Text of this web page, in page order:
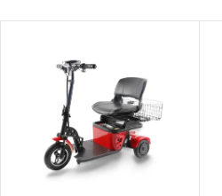
a
Nejprodávanější
Abecedně